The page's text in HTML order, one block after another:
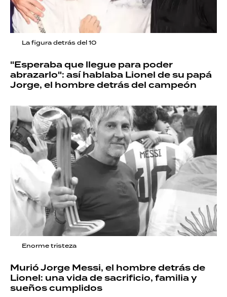
La figura detrás del 10
"Esperaba que llegue para poder
abrazarlo": así hablaba Lionel de su papá
Jorge, el hombre detrás del campeón
Enorme tristeza
Murió Jorge Messi, el hombre detrás de
Lionel: una vida de sacrificio, familia y
sueños cumplidos